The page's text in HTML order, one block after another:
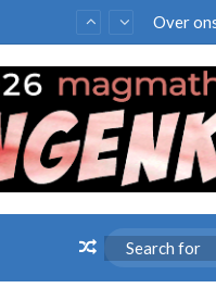
Over
Random Article